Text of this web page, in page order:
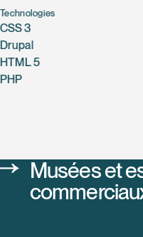
Technologies
CSS 3
Drupal
HTML 5
PHP
Musées et